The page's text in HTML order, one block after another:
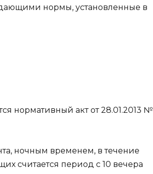
нормы, установленные в
нормативный акт от 28.01.2013 №
ночным временем, в течение
считается период с 10 вечера